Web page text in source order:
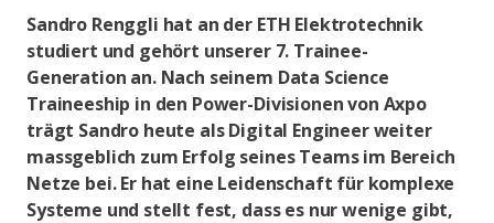
Sandro Renggli hat an der ETH Elektrotechnik
studiert und gehört unserer 7. Trainee-
Generation an. Nach seinem Data Science
Traineeship in den Power-Divisionen von Axpo
trägt Sandro heute als Digital Engineer weiter
massgeblich zum Erfolg seines Teams im Bereich
Netze bei. Er hat eine Leidenschaft für komplexe
Systeme und stellt fest, dass es nur wenige gibt,